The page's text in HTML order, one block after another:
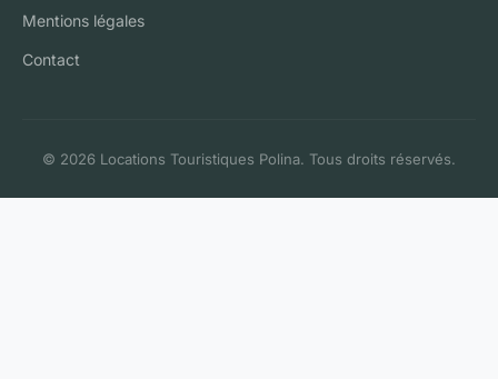
Mentions légales
Contact
© 2026 Locations Touristiques Polina. Tous droits réservés.